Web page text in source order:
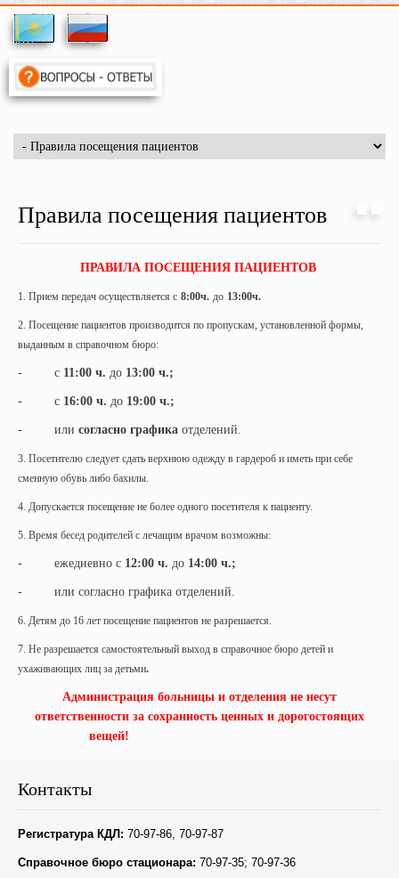
Правила посещения пациентов
ПРАВИЛА ПОСЕЩЕНИЯ ПАЦИЕНТОВ
1. Прием передач осуществляется с 8:00ч. до 13:00ч.
2. Посещение пациентов производится по пропускам, установленной формы,
выданным в справочном бюро:
- с 11:00 ч. до 13:00 ч.;
- с 16:00 ч. до 19:00 ч.;
- или согласно графика отделений.
3. Посетителю следует сдать верхнюю одежду в гардероб и иметь при себе
сменную обувь либо бахилы.
4. Допускается посещение не более одного посетителя к пациенту.
5. Время бесед родителей с лечащим врачом возможны:
- ежедневно с 12:00 ч. до 14:00 ч.;
- или согласно графика отделений.
6. Детям до 16 лет посещение пациентов не разрешается.
7. Не разрешается самостоятельный выход в справочное бюро детей и
ухаживающих лиц за детьми.
Администрация больницы и отделения не несут
ответственности за сохранность ценных и дорогостоящих
вещей!
Контакты
Регистратура КДЛ: 70-97-86, 70-97-87
Справочное бюро стационара: 70-97-35; 70-97-36